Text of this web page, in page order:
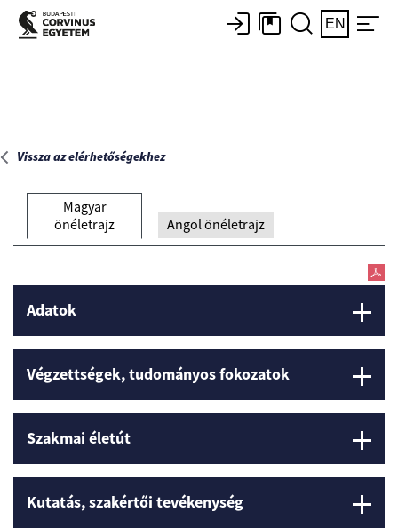
Főoldal
EN
Vissza az elérhetőségekhez
Magyar
önéletrajz
Angol önéletrajz
Adatok
Végzettségek, tudományos fokozatok
Szakmai életút
Kutatás, szakértői tevékenység